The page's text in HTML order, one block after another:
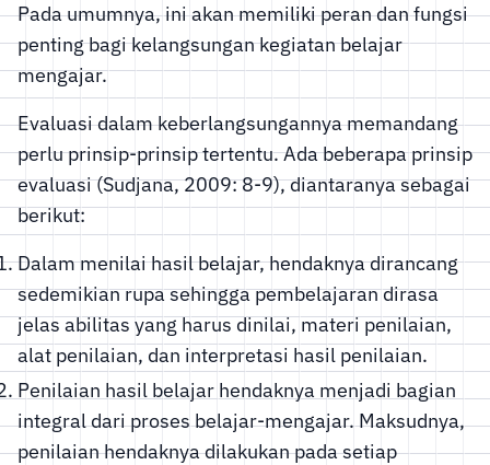
Pada umumnya, ini akan memiliki peran dan fungsi
penting bagi kelangsungan kegiatan belajar
mengajar.
Evaluasi dalam keberlangsungannya memandang
perlu prinsip-prinsip tertentu. Ada beberapa prinsip
evaluasi (Sudjana, 2009: 8-9), diantaranya sebagai
berikut:
Dalam menilai hasil belajar, hendaknya dirancang
sedemikian rupa sehingga pembelajaran dirasa
jelas abilitas yang harus dinilai, materi penilaian,
alat penilaian, dan interpretasi hasil penilaian.
Penilaian hasil belajar hendaknya menjadi bagian
integral dari proses belajar-mengajar. Maksudnya,
penilaian hendaknya dilakukan pada setiap